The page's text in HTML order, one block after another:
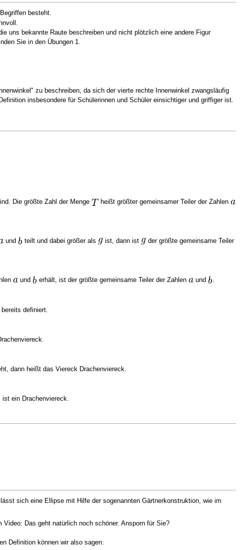
besteht.
uns bekannte Raute beschreiben und nicht plötzlich eine andere Figur
Sie in den Übungen 1.
zu beschreiben, da sich der vierte rechte Innenwinkel zwangsläufig
insbesondere für Schülerinnen und Schüler einsichtiger und griffiger ist.
Die größte Zahl der Menge
heißt größter gemeinsamer Teiler der Zahlen
und teilt und dabei größer als ist, dann ist
der größte gemeinsame Teiler
und erhält, ist der größte gemeinsame Teiler der Zahlen und
definiert.
dann heißt das Viereck Drachenviereck.
ist ein Drachenviereck.
sich eine Ellipse mit Hilfe der sogenannten Gärtnerkonstruktion, wie im
Video: Das geht natürlich noch schöner. Ansporn für Sie?
Definition können wir also sagen: